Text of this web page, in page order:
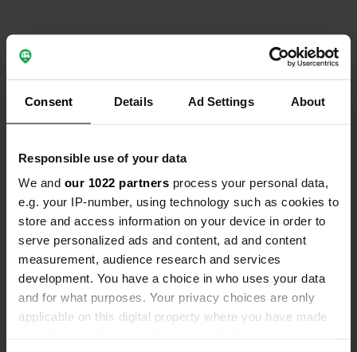
Consent Details Ad Settings About
Responsible use of your data
We and our 1022 partners process your personal data,
e.g. your IP-number, using technology such as cookies to
store and access information on your device in order to
serve personalized ads and content, ad and content
measurement, audience research and services
development. You have a choice in who uses your data
and for what purposes. Your privacy choices are only
applicable on this digital property where you have made
Emplacement
San Fernando, Chili
Coordonnées
34° 31' 11" S 70° 52' 50" W
-34.51985 -70.88054
Code du site
74124 Copie